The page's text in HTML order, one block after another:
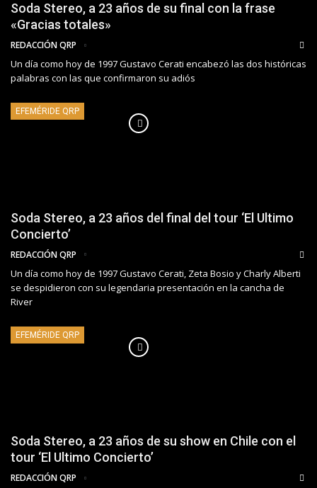
Soda Stereo, a 23 años de su final con la frase
«Gracias totales»
REDACCIÓN QRP
Un día como hoy de 1997 Gustavo Cerati encabezó las dos históricas
palabras con las que confirmaron su adiós
EFEMÉRIDE QRP
Soda Stereo, a 23 años del final del tour ‘El Ultimo
Concierto’
REDACCIÓN QRP
Un día como hoy de 1997 Gustavo Cerati, Zeta Bosio y Charly Alberti
se despidieron con su legendaria presentación en la cancha de
River
EFEMÉRIDE QRP
Soda Stereo, a 23 años de su show en Chile con el
tour ‘El Ultimo Concierto’
REDACCIÓN QRP